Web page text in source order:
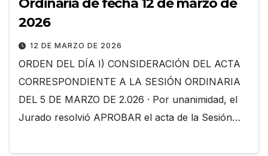
2026
12 DE MARZO DE 2026
ORDEN DEL DÍA I) CONSIDERACIÓN DEL ACTA
CORRESPONDIENTE A LA SESIÓN ORDINARIA
DEL 5 DE MARZO DE 2.026 · Por unanimidad, el
Jurado resolvió APROBAR el acta de la Sesión…